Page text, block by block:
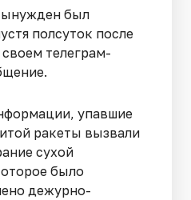
был
полсуток после
телеграм-
упавшие
ракеты вызвали
сухой
было
дежурно-